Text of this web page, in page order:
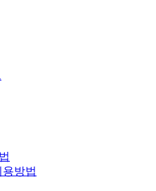
용방법